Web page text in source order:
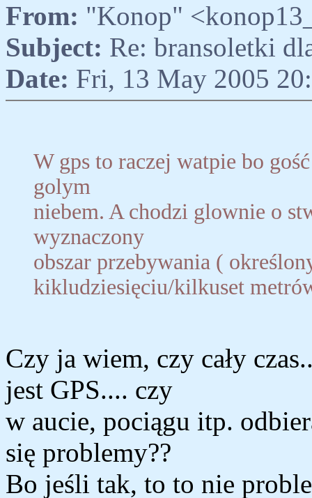
From: "Konop"
Subject: Re: bransoletki
Date: Fri, 13 May 2005
W gps to raczej watpie bo
golym
niebem. A chodzi glownie o
wyznaczony
obszar przebywania (
kikludziesięciu/kilkuset
Czy ja wiem, czy cały
jest GPS.... czy
w aucie, pociągu itp.
się problemy??
Bo jeśli tak, to to nie